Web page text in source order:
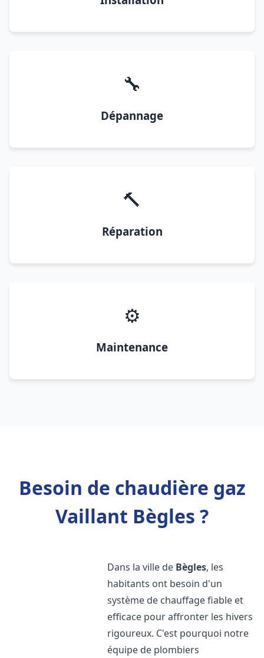
🔧
Dépannage
🔨
Réparation
⚙️
Maintenance
Besoin de chaudière gaz
Vaillant Bègles ?
Dans la ville de Bègles, les
habitants ont besoin d'un
système de chauffage fiable et
efficace pour affronter les hivers
rigoureux. C'est pourquoi notre
équipe de plombiers